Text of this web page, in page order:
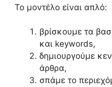
Το μοντέλο είναι απλό:
βρίσκουμε τα
και keywords,
δημιουργούμε
άρθρα,
σπάμε το